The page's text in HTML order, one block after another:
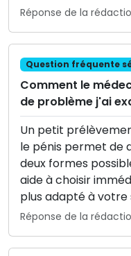
Réponse de la
Question fréquente
Comment le
de problème j'ai
Un petit
le pénis permet de
deux formes
aide à choisir
plus adapté à votre
Réponse de la